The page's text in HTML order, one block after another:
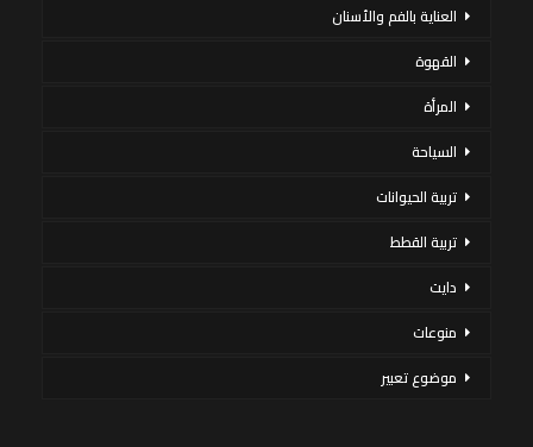
العناية بالفم والأسنان
القهوة
المرأة
السياحة
تربية الحيوانات
تربية القطط
دايت
منوعات
موضوع تعبير